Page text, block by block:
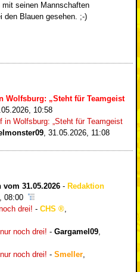
seinen Mannschaften
den Blauen gesehen. ;-)
Wolfsburg: „Steht für Teamgeist
10:58
in Wolfsburg: „Steht für Teamgeist
, 31.05.2026, 11:08
31.05.2026 - Redaktion
08:00
drei! - CHS
,
noch drei! - Gargamel09,
noch drei! - Smeller,